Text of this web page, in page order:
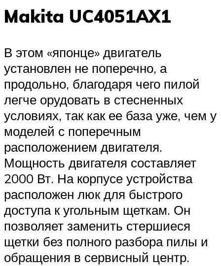
Makita UC4051AX1
В этом «японце» двигатель
установлен не поперечно, а
продольно, благодаря чего пилой
легче орудовать в стесненных
условиях, так как ее база уже, чем у
моделей с поперечным
расположением двигателя.
Мощность двигателя составляет
2000 Вт. На корпусе устройства
расположен люк для быстрого
доступа к угольным щеткам. Он
позволяет заменить стершиеся
щетки без полного разбора пилы и
обращения в сервисный центр.